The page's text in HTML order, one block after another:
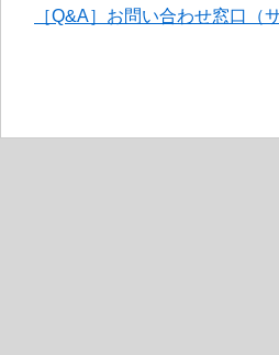
［Q&A］お問い合わせ窓口（